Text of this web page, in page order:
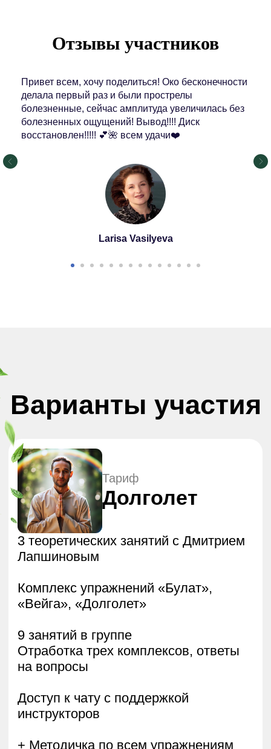
Отзывы участников
Привет всем, хочу поделиться! Око бесконечности
делала первый раз и были прострелы
болезненные, сейчас амплитуда увеличилась без
болезненных ощущений! Вывод!!!! Диск
восстановлен!!!!! 💕🌺 всем удачи❤️
Larisa Vasilyeva
4 недели — и вы почувствуете лёгкость
восстанавливать
энергию жизни уже
сегодня!